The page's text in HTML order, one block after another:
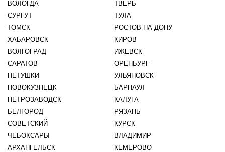
ВОЛОГДА
ТВЕРЬ
СУРГУТ
ТУЛА
ТОМСК
РОСТОВ НА ДОНУ
ХАБАРОВСК
КИРОВ
ВОЛГОГРАД
ИЖЕВСК
САРАТОВ
ОРЕНБУРГ
ПЕТУШКИ
УЛЬЯНОВСК
НОВОКУЗНЕЦК
БАРНАУЛ
ПЕТРОЗАВОДСК
КАЛУГА
БЕЛГОРОД
РЯЗАНЬ
СОВЕТСКИЙ
КУРСК
ЧЕБОКСАРЫ
ВЛАДИМИР
АРХАНГЕЛЬСК
КЕМЕРОВО